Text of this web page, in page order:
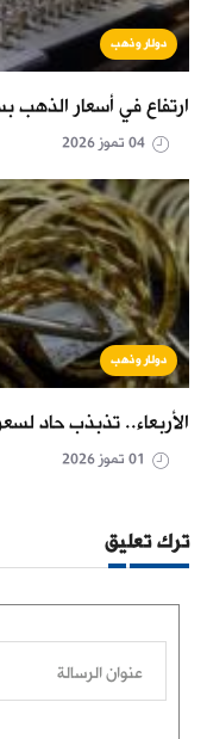
دولار وذهب
ارتفاع في أسعار الذهب
دولار وذهب
الأربعاء.. تذبذب حاد
ترك تعليق
عنوان الرسالة